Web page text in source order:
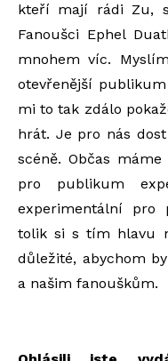
kteří mají rádi Zu,
Fanoušci Ephel
mnohem víc.
otevřenější
mi to tak zdálo
hrát. Je pro nás
scéně. Občas
pro publikum
experimentální pro
tolik si s tím hlavu
důležité, abychom
a našim fanouškům.